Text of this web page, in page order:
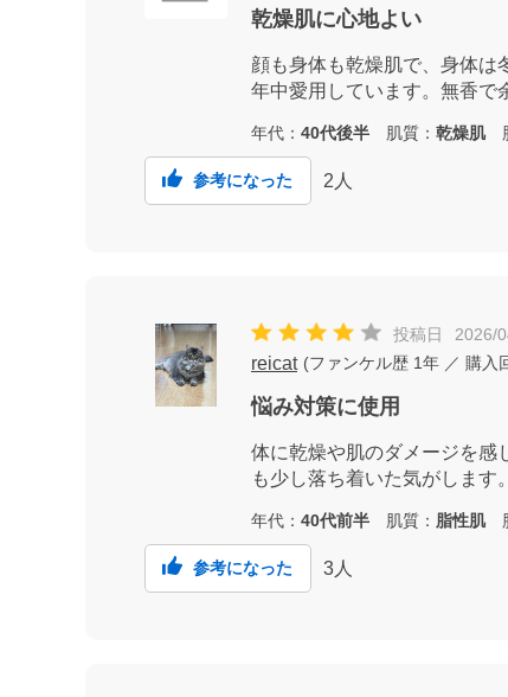
乾燥肌に心地よい
顔も身体も乾燥肌で、身体は
年中愛用しています。無香で
年代： 40代後半 肌質： 乾燥肌肌
参考になった 2 人
投稿日 2026/
reicat (ファンケル歴 1年 ／ 購入
悩み対策に使用
体に乾燥や肌のダメージを感
も少し落ち着いた気がします
年代： 40代前半 肌質： 脂性肌肌
参考になった 3 人